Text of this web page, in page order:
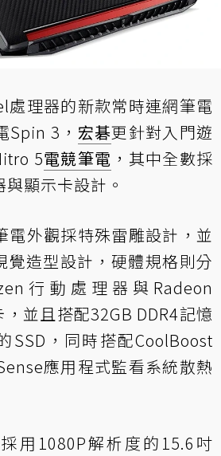
處理器的新款常時連網筆電
Spin 3， 宏碁更針對入門遊
5電競筆電 ，其中全數採
顯示卡設計。
電外觀採特殊雷雕設計，並
覺造型設計，硬體規格則分
行動處理器與Radeon
並且搭配32GB DDR4記憶
SSD，同時搭配CoolBoost
應用程式監看系統散熱
用1080P解析度的15.6吋